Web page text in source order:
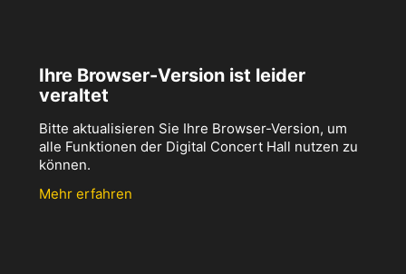
Ihre Browser-Version ist leider
veraltet
Bitte aktualisieren Sie Ihre Browser-Version, um
alle Funktionen der Digital Concert Hall nutzen zu
können.
Mehr erfahren